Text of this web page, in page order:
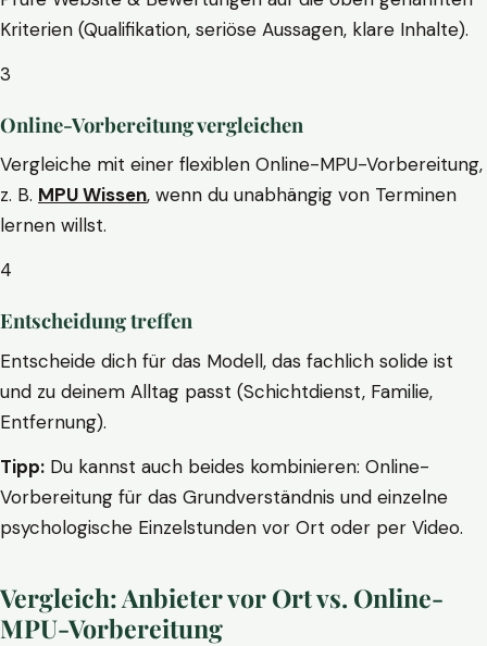
Kriterien (Qualifikation, seriöse Aussagen, klare Inhalte).
3
Online-Vorbereitung vergleichen
Vergleiche mit einer flexiblen Online-MPU-Vorbereitung,
z. B. MPU Wissen, wenn du unabhängig von Terminen
lernen willst.
4
Entscheidung treffen
Entscheide dich für das Modell, das fachlich solide ist
und zu deinem Alltag passt (Schichtdienst, Familie,
Entfernung).
Tipp: Du kannst auch beides kombinieren: Online-
Vorbereitung für das Grundverständnis und einzelne
psychologische Einzelstunden vor Ort oder per Video.
Vergleich: Anbieter vor Ort vs. Online-
MPU-Vorbereitung